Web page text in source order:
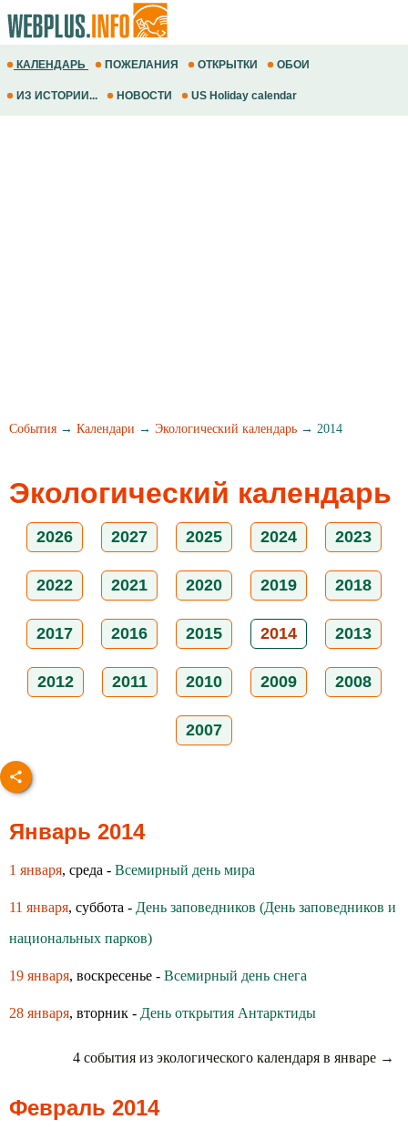
КАЛЕНДАРЬ ПОЖЕЛАНИЯ ОТКРЫТКИ ОБОИ
ИЗ ИСТОРИИ... НОВОСТИ US Holiday calendar
События → Календари → Экологический календарь → 2014
Экологический календарь
2026 2027 2025 2024 2023
2022 2021 2020 2019 2018
2017 2016 2015 2014 2013
2012 2011 2010 2009 2008
2007
Январь 2014
1 января, среда - Всемирный день мира
11 января, суббота - День заповедников (День заповедников и
национальных парков)
19 января, воскресенье - Всемирный день снега
28 января, вторник - День открытия Антарктиды
4 события из экологического календаря в январе →
Февраль 2014